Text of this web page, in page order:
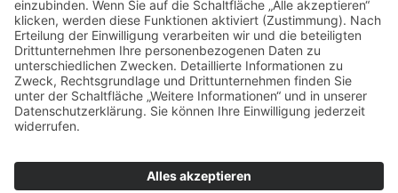
Kontakt
Über uns